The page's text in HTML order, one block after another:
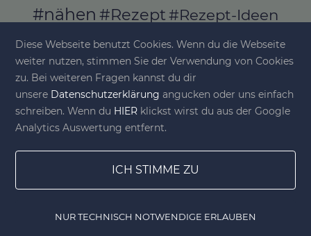
#nähen #Rezept#Rezept-Ideen
#Rezepte#selber_bauen
#selber_machen
#Selbermachen#selber_nähen
#Selfmade#Sommer
#Upcycling#Werkeln
© diy-family.com - Deine DIY-Welt
Diese Webseite benutzt Cookies. Wenn du die Webseite
weiter nutzen, stimmen Sie der Verwendung von Cookies
zu. Bei weiteren Fragen kannst du dir
unsere Datenschutzerklärung angucken oder uns einfach
schreiben. Wenn du HIER klickst wirst du aus der Google
Analytics Auswertung entfernt.
ICH STIMME ZU
NUR TECHNISCH NOTWENDIGE ERLAUBEN